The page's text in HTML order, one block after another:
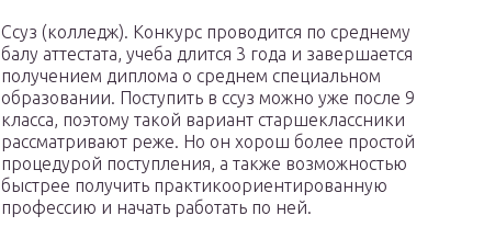
Ссуз (колледж). Конкурс проводится по среднему
балу аттестата, учеба длится 3 года и завершается
получением диплома о среднем специальном
образовании. Поступить в ссуз можно уже после 9
класса, поэтому такой вариант старшеклассники
рассматривают реже. Но он хорош более простой
процедурой поступления, а также возможностью
быстрее получить практикоориентированную
профессию и начать работать по ней.